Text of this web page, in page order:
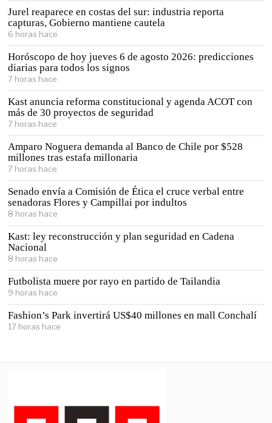
Jurel reaparece en costas del sur: industria reporta
capturas, Gobierno mantiene cautela
6 horas hace
Horóscopo de hoy jueves 6 de agosto 2026: predicciones
diarias para todos los signos
7 horas hace
Kast anuncia reforma constitucional y agenda ACOT con
más de 30 proyectos de seguridad
7 horas hace
Amparo Noguera demanda al Banco de Chile por $528
millones tras estafa millonaria
7 horas hace
Senado envía a Comisión de Ética el cruce verbal entre
senadoras Flores y Campillai por indultos
8 horas hace
Kast: ley reconstrucción y plan seguridad en Cadena
Nacional
8 horas hace
Futbolista muere por rayo en partido de Tailandia
9 horas hace
Fashion’s Park invertirá US$40 millones en mall Conchalí
17 horas hace